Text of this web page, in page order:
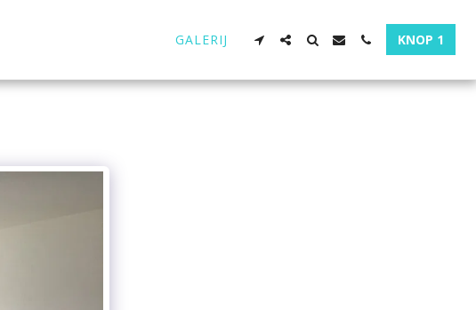
GALERIJ KNOP 1